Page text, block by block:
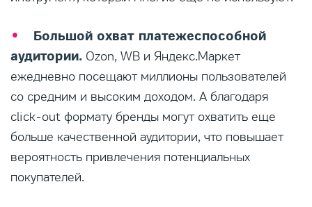
Большой охват платежеспособной
аудитории. Ozon, WB и Яндекс.Маркет
ежедневно посещают миллионы пользователей
со средним и высоким доходом. А благодаря
click-out формату бренды могут охватить еще
больше качественной аудитории, что повышает
вероятность привлечения потенциальных
покупателей.